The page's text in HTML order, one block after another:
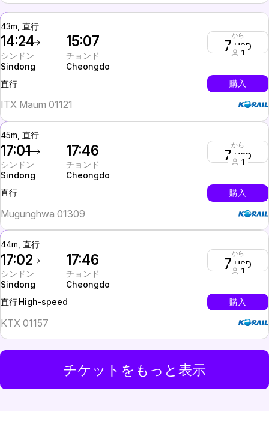
43m, 直行
14:24
シンドン
Sindong
15:07
チョンド
Cheongdo
から
7 USD
1
直行 購入
ITX Maum 01121
45m, 直行
17:01
シンドン
Sindong
17:46
チョンド
Cheongdo
から
7 USD
1
直行 購入
Mugunghwa 01309
44m, 直行
17:02
シンドン
Sindong
17:46
チョンド
Cheongdo
から
7 USD
1
直行High-speed 購入
KTX 01157
チケットをもっと表示